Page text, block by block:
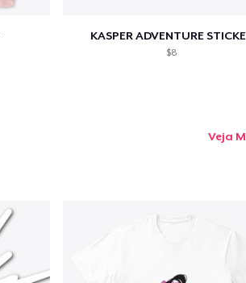
KASPER ADVENTURE
$8
Veja